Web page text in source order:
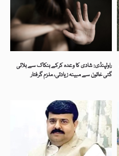
راولپنڈی: شادی کا وعدہ کرکے بنکاک سے بلائی
گئی خاتون سے مبینہ زیادتی، ملزم گرفتار